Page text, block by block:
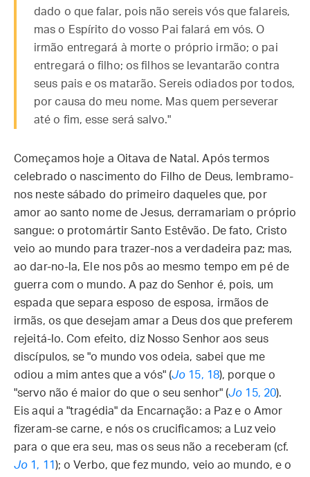
dado o que falar, pois não sereis vós que falareis,
mas o Espírito do vosso Pai falará em vós. O
irmão entregará à morte o próprio irmão; o pai
entregará o filho; os filhos se levantarão contra
seus pais e os matarão. Sereis odiados por todos,
por causa do meu nome. Mas quem perseverar
até o fim, esse será salvo."
Começamos hoje a Oitava de Natal. Após termos
celebrado o nascimento do Filho de Deus, lembramo-
nos neste sábado do primeiro daqueles que, por
amor ao santo nome de Jesus, derramariam o próprio
sangue: o protomártir Santo Estêvão. De fato, Cristo
veio ao mundo para trazer-nos a verdadeira paz; mas,
ao dar-no-la, Ele nos pôs ao mesmo tempo em pé de
guerra com o mundo. A paz do Senhor é, pois, um
espada que separa esposo de esposa, irmãos de
irmãs, os que desejam amar a Deus dos que preferem
rejeitá-lo. Com efeito, diz Nosso Senhor aos seus
discípulos, se "o mundo vos odeia, sabei que me
odiou a mim antes que a vós" (Jo 15, 18), porque o
"servo não é maior do que o seu senhor" (Jo 15, 20).
Eis aqui a "tragédia" da Encarnação: a Paz e o Amor
fizeram-se carne, e nós os crucificamos; a Luz veio
para o que era seu, mas os seus não a receberam (cf.
Jo 1, 11 ); o Verbo, que fez mundo, veio ao mundo, e o